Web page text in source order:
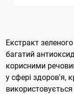
Екстракт
багатий
корисними
у сфері здоров'я,